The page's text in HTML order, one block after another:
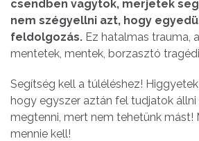
csendben vagytok, merjetek
nem szégyellni azt, hogy
feldolgozás. Ez hatalmas trauma,
mentetek, mentek, borzasztó
Segítség kell a túléléshez!
hogy egyszer aztán fel tudjatok állni
megtenni, mert nem tehetünk mást!
mennie kell!